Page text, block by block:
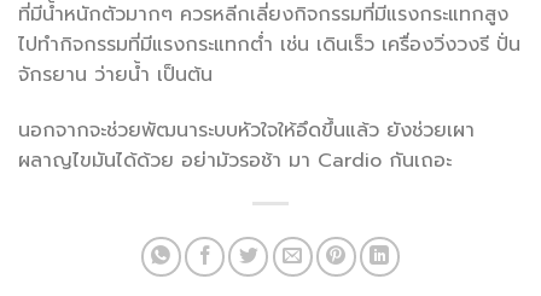
ที่มีน้ำหนักตัวมากๆ ควรหลีกเลี่ยงกิจกรรมที่มีแรงกระแทกสูง
ไปทำกิจกรรมที่มีแรงกระแทกต่ำ เช่น เดินเร็ว เครื่องวิ่งวงรี ปั่น
จักรยาน ว่ายน้ำ เป็นต้น
นอกจากจะช่วยพัฒนาระบบหัวใจให้อึดขึ้นแล้ว ยังช่วยเผา
ผลาญไขมันได้ด้วย อย่ามัวรอช้า มา Cardio กันเถอะ